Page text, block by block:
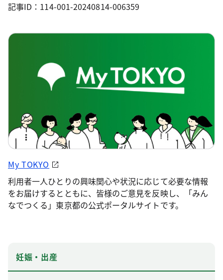
記事ID：114-001-20240814-006359
My TOKYO
利用者一人ひとりの興味関心や状況に応じて必要な情報
をお届けするとともに、皆様のご意見を反映し、「みん
なでつくる」東京都の公式ポータルサイトです。
妊娠・出産